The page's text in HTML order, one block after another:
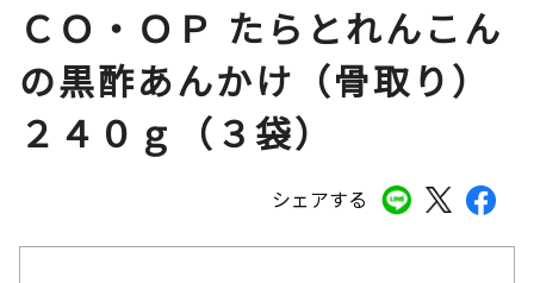
シェアする
ＣＯ・ＯＰ たらとれんこん
の黒酢あんかけ（骨取り）
２４０ｇ（３袋）